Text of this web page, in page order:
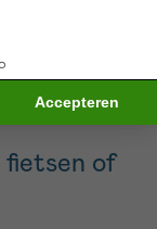
nagels en
makkelijk
pijn. Je
fietsen of